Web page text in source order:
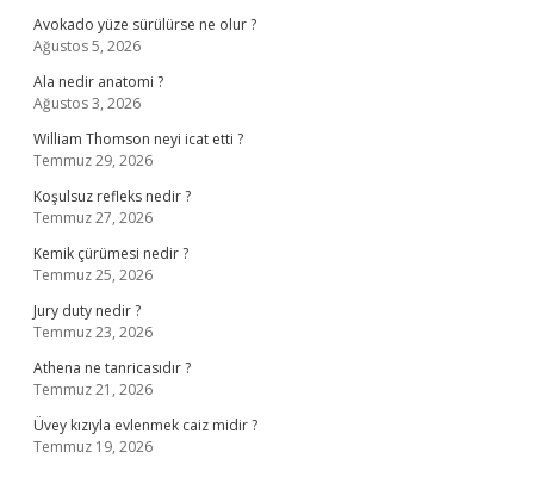
Avokado yüze sürülürse ne olur ?
Ağustos 5, 2026
Ala nedir anatomi ?
Ağustos 3, 2026
William Thomson neyi icat etti ?
Temmuz 29, 2026
Koşulsuz refleks nedir ?
Temmuz 27, 2026
Kemik çürümesi nedir ?
Temmuz 25, 2026
Jury duty nedir ?
Temmuz 23, 2026
Athena ne tanricasıdır ?
Temmuz 21, 2026
Üvey kızıyla evlenmek caiz midir ?
Temmuz 19, 2026